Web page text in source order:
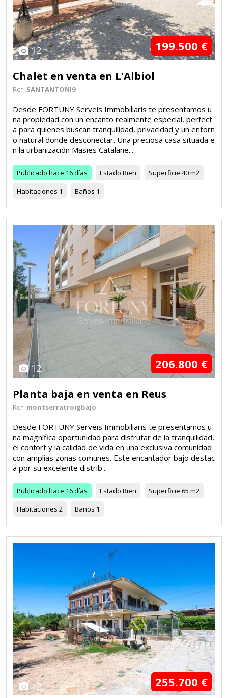
12 199.500 €
Chalet en venta en L'Albiol
Ref. SANTANTONI9
Desde FORTUNY Serveis Immobiliaris te presentamos u
na propiedad con un encanto realmente especial, perfect
a para quienes buscan tranquilidad, privacidad y un entorn
o natural donde desconectar. Una preciosa casa situada e
n la urbanización Masies Catalane...
Publicado hace 16 días Estado Bien Superficie 40 m2
Habitaciones 1 Baños 1
12 206.800 €
Planta baja en venta en Reus
Ref. montserratroigbajo
Desde FORTUNY Serveis Immobiliaris te presentamos u
na magnífica oportunidad para disfrutar de la tranquilidad,
el confort y la calidad de vida en una exclusiva comunidad
con amplias zonas comunes. Este encantador bajo destac
a por su excelente distrib...
Publicado hace 16 días Estado Bien Superficie 65 m2
Habitaciones 2 Baños 1
12 255.700 €